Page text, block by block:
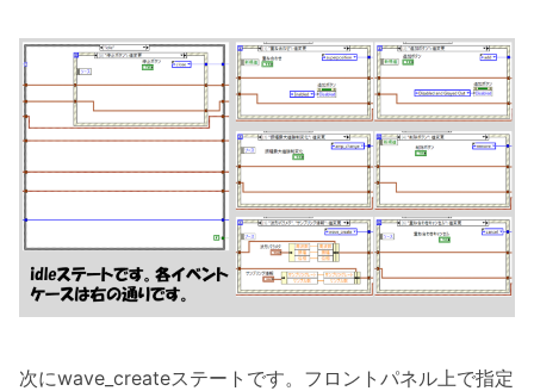
次にwave_createステートです。フロントパネル上で指定